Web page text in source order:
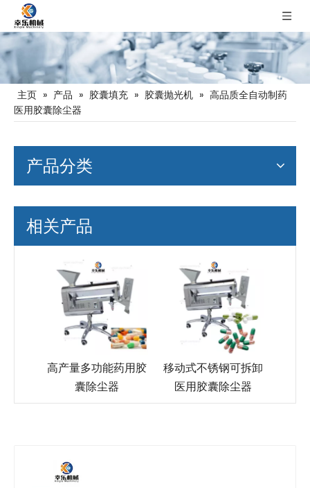
主页 » 产品 » 胶囊填充 » 胶囊抛光机 » 高品质全自动制药
医用胶囊除尘器
产品分类
相关产品
高产量多功能药用胶
囊除尘器
移动式不锈钢可拆卸
医用胶囊除尘器